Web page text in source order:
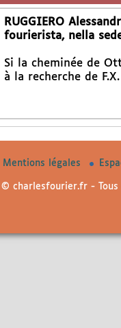
RUGGIERO
fourierista, nella
Si la cheminée de
à la recherche de
Mentions légales
charlesfourier.fr - Tous